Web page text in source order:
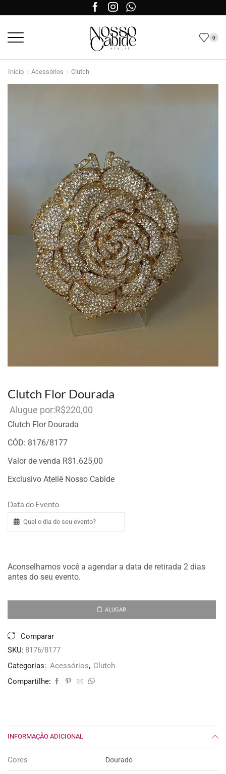
0
Início Acessórios Clutch
Clutch Flor Dourada
R$220,00
Clutch Flor Dourada
CÓD: 8176/8177
Valor de venda R$1.625,00
Exclusivo Ateliê Nosso Cabide
Data do Evento
Aconselhamos você a agendar a data de retirada 2 dias
antes do seu evento.
ALUGAR
Comparar
SKU: 8176/8177
Categorias: Acessórios, Clutch
Compartilhe:
INFORMAÇÃO ADICIONAL
Cores Dourado